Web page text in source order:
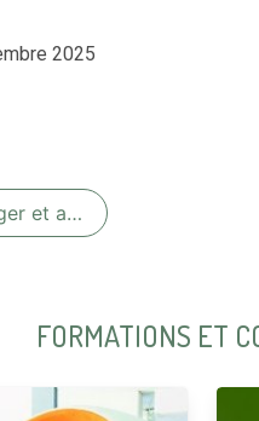
2025
et a…
FORMATIONS ET